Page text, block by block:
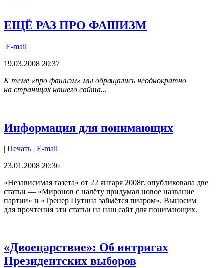
ЕЩЁ РАЗ ПРО ФАШИЗМ
E-mail
19.03.2008 20:37
К теме «про фашизм» мы обращались неоднократно
на страницах нашего сайта...
Информация для понимающих
| Печать | E-mail
23.01.2008 20:36
«Независимая газета» от 22 января 2008г. опубликовала две
статьи — «Миронов с налёту придумал новое название
партии» и «Тренер Путина займётся пиаром». Выносим
для прочтения эти статьи на наш сайт для понимающих.
«Двоецарствие»: Об интригах
Президентских выборов